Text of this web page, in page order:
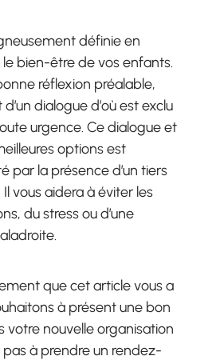
définie en
le bien-être de vos enfants.
réflexion préalable,
dialogue d’où est exclu
urgence. Ce dialogue et
options est
par la présence d’un tiers
vous aidera à éviter les
du stress ou d’une
que cet article vous a
à présent une bon
votre nouvelle organisation
pas à prendre un rendez-